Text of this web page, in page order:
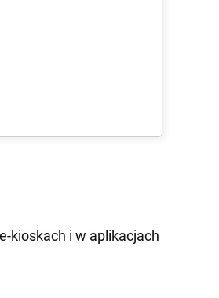
kioskach i w aplikacjach